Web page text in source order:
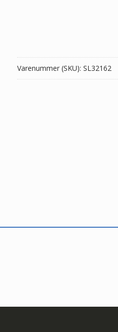
2015
antal
Varenummer (SKU): SL32162